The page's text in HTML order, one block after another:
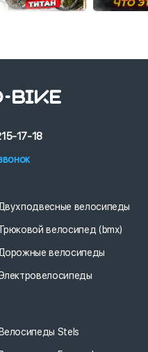
17-18
велосипеды
велосипед (bmx)
велосипеды
Велосипеды Stels